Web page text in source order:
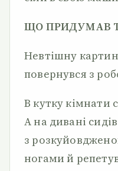
ЩО ПРИДУМАВ
Невтішну
повернувся з
В кутку кімнати
А на дивані
з
но­гами й